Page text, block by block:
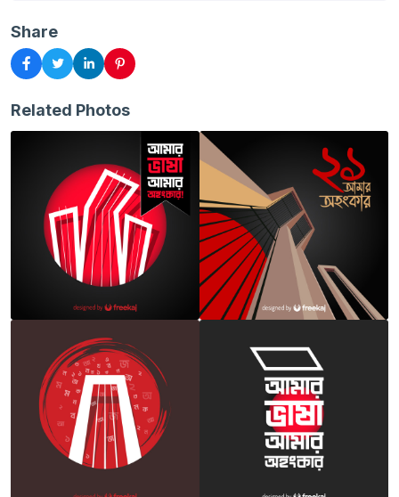
Share
Related Photos